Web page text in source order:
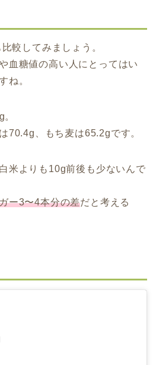
較してみましょう。
血糖値の高い人にとってはい
ね。
70.4g、もち麦は65.2gです。
米よりも10g前後も少ないんで
ー3〜4本分の差だと考える